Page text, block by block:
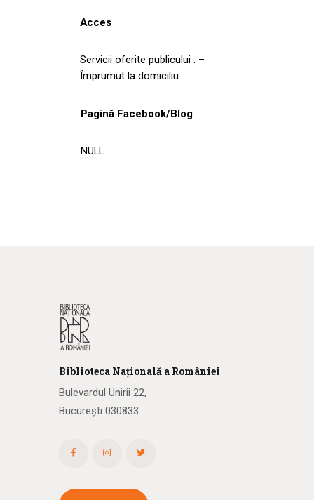
Acces
Servicii oferite publicului : –
Împrumut la domiciliu
Pagină Facebook/Blog
NULL
Biblioteca Națională a României
Bulevardul Unirii 22,
București 030833